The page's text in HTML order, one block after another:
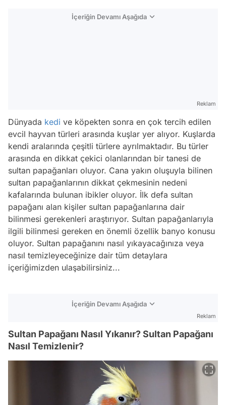
İçeriğin Devamı Aşağıda
Reklam
Dünyada kedi ve köpekten sonra en çok tercih edilen
evcil hayvan türleri arasında kuşlar yer alıyor. Kuşlarda
kendi aralarında çeşitli türlere ayrılmaktadır. Bu türler
arasında en dikkat çekici olanlarından bir tanesi de
sultan papağanları oluyor. Cana yakın oluşuyla bilinen
sultan papağanlarının dikkat çekmesinin nedeni
kafalarında bulunan ibikler oluyor. İlk defa sultan
papağanı alan kişiler sultan papağanlarına dair
bilinmesi gerekenleri araştırıyor. Sultan papağanlarıyla
ilgili bilinmesi gereken en önemli özellik banyo konusu
oluyor. Sultan papağanını nasıl yıkayacağınıza veya
nasıl temizleyeceğinize dair tüm detaylara
içeriğimizden ulaşabilirsiniz...
İçeriğin Devamı Aşağıda
Reklam
Sultan Papağanı Nasıl Yıkanır? Sultan Papağanı
Nasıl Temizlenir?